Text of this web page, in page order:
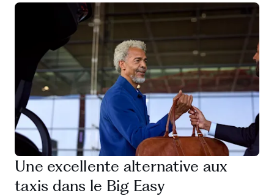
Une excellente alternative aux
taxis dans le Big Easy